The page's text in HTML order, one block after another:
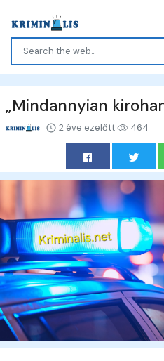
„Mindannyian
2 éve ezelőtt 464